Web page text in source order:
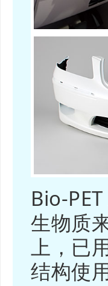
Bio-
生物质
上，已
结构使